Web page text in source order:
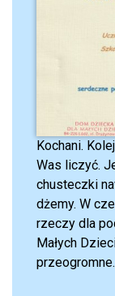
Kochani.
Was liczyć.
chusteczki
dżemy. W
rzeczy dla
Małych